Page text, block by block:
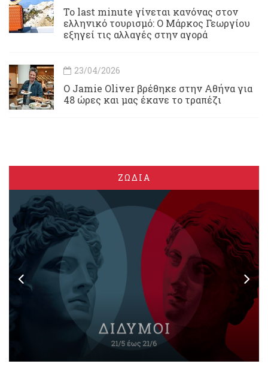
Το last minute γίνεται κανόνας στον
ελληνικό τουρισμό: Ο Μάρκος Γεωργίου
εξηγεί τις αλλαγές στην αγορά
23/04/2026
Ο Jamie Oliver βρέθηκε στην Αθήνα για
48 ώρες και μας έκανε το τραπέζι
ΖΩΔΙΑ